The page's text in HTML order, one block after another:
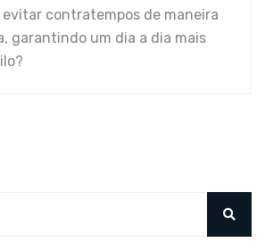
evitar contratempos de maneira
garantindo um dia a dia mais